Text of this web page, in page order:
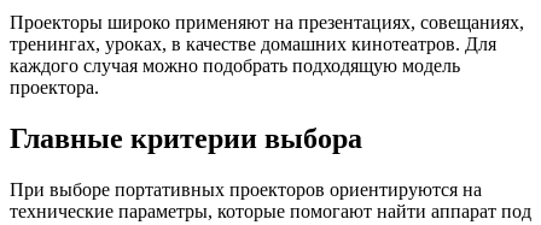
Проекторы широко применяют на презентациях, совещаниях,
тренингах, уроках, в качестве домашних кинотеатров. Для
каждого случая можно подобрать подходящую модель
проектора.
Главные критерии выбора
При выборе портативных проекторов ориентируются на
технические параметры, которые помогают найти аппарат под